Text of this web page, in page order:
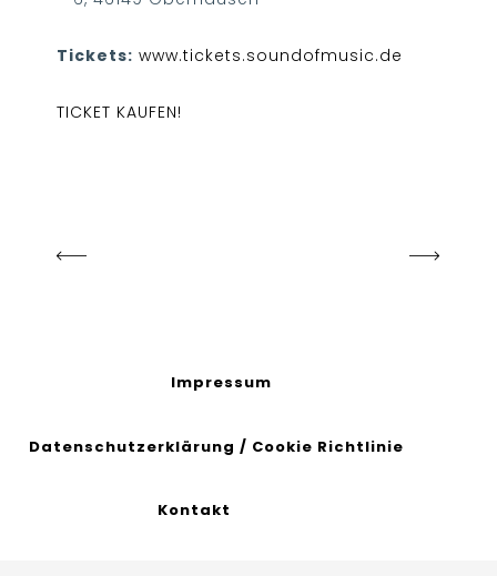
Tickets: www.tickets.soundofmusic.de
TICKET KAUFEN!
Impressum
Datenschutzerklärung / Cookie Richtlinie
Kontakt